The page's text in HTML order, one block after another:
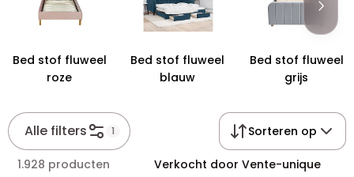
Bed stof fluweel
roze
Bed stof fluweel
blauw
Bed stof fluweel
grijs
Alle filters 1 Sorteren op
1.928 producten Verkocht door Vente-unique